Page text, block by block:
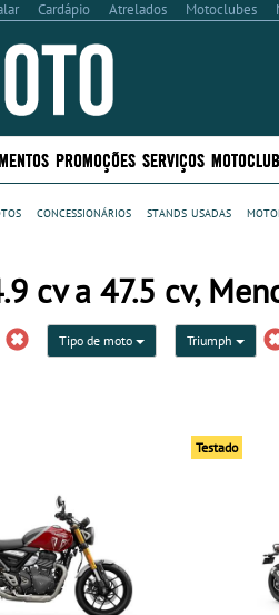
Cardápio Atrelados Motoclubes
PROMOÇÕES SERVIÇOS
concessionários stands usadas
cv a 47.5 cv,
Tipo de moto Triumph
Testado